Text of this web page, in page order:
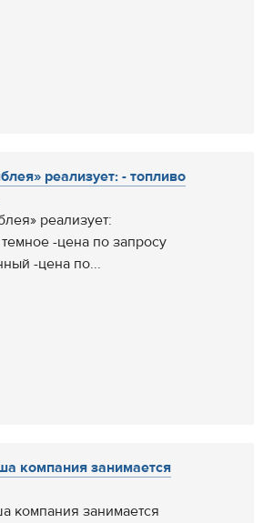
реализует: - топливо
реализует:
-цена по запросу
-цена по...
компания занимается
компания занимается